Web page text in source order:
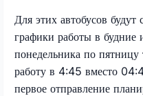
Для этих автобусов
графики работы в
понедельника по пятницу
работу в 4:45 вместо
первое отправление